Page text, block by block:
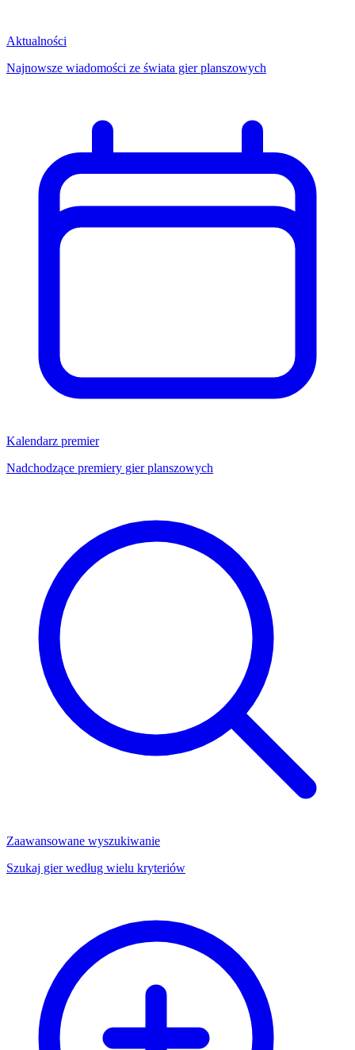
Aktualności
Najnowsze wiadomości ze świata gier planszowych
Kalendarz premier
Nadchodzące premiery gier planszowych
Zaawansowane wyszukiwanie
Szukaj gier według wielu kryteriów